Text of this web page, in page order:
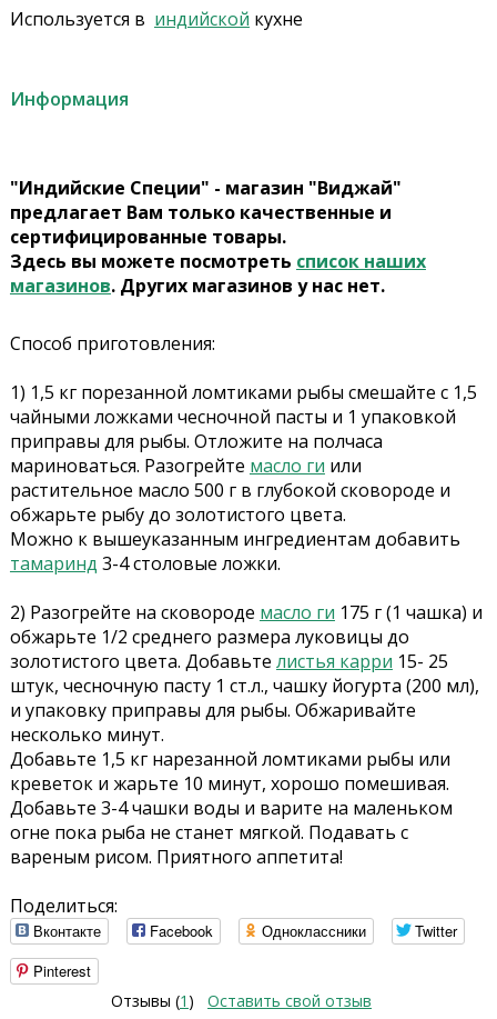
Используется в индийской кухне
Информация
"Индийские Специи" - магазин "Виджай"
предлагает Вам только качественные и
сертифицированные товары.
Здесь вы можете посмотреть список наших
магазинов. Других магазинов у нас нет.
Способ приготовления:
1) 1,5 кг порезанной ломтиками рыбы смешайте с 1,5
чайными ложками чесночной пасты и 1 упаковкой
приправы для рыбы. Отложите на полчаса
мариноваться. Разогрейте масло ги или
растительное масло 500 г в глубокой сковороде и
обжарьте рыбу до золотистого цвета.
Можно к вышеуказанным ингредиентам добавить
тамаринд 3-4 столовые ложки.
2) Разогрейте на сковороде масло ги 175 г (1 чашка) и
обжарьте 1/2 среднего размера луковицы до
золотистого цвета. Добавьте листья карри 15- 25
штук, чесночную пасту 1 ст.л., чашку йогурта (200 мл),
и упаковку приправы для рыбы. Обжаривайте
несколько минут.
Добавьте 1,5 кг нарезанной ломтиками рыбы или
креветок и жарьте 10 минут, хорошо помешивая.
Добавьте 3-4 чашки воды и варите на маленьком
огне пока рыба не станет мягкой. Подавать с
вареным рисом. Приятного аппетита!
Поделиться:
Вконтакте Facebook Одноклассники
Twitter
Pinterest
Отзывы (1 ) Оставить свой отзыв